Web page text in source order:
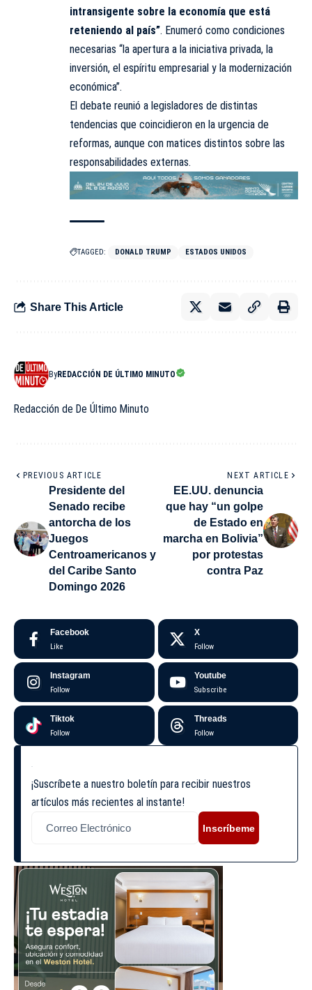
intransigente sobre la economía que está
reteniendo al país”. Enumeró como condiciones
necesarias “la apertura a la iniciativa privada, la
inversión, el espíritu empresarial y la modernización
económica”.
El debate reunió a legisladores de distintas
tendencias que coincidieron en la urgencia de
reformas, aunque con matices distintos sobre las
responsabilidades externas.
TAGGED: DONALD TRUMP ESTADOS UNIDOS
Share This Article
ByREDACCIÓN DE ÚLTIMO MINUTO
Redacción de De Último Minuto
PREVIOUS ARTICLE
Presidente del
Senado recibe
antorcha de los
Juegos
Centroamericanos y
del Caribe Santo
Domingo 2026
NEXT ARTICLE
EE.UU. denuncia
que hay “un golpe
de Estado en
marcha en Bolivia”
por protestas
contra Paz
Facebook
Like
X
Follow
Instagram
Follow
Youtube
Subscribe
Tiktok
Follow
Threads
Follow
¡Suscríbete a nuestro boletín para recibir nuestros
artículos más recientes al instante!
Inscríbeme